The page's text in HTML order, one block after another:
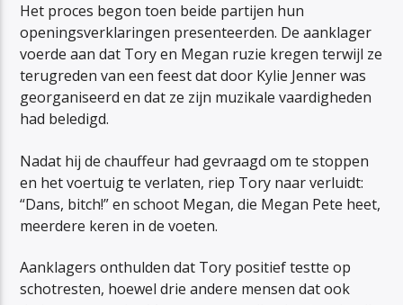
Het proces begon toen beide partijen hun
openingsverklaringen presenteerden. De aanklager
voerde aan dat Tory en Megan ruzie kregen terwijl ze
terugreden van een feest dat door Kylie Jenner was
georganiseerd en dat ze zijn muzikale vaardigheden
had beledigd.
Nadat hij de chauffeur had gevraagd om te stoppen
en het voertuig te verlaten, riep Tory naar verluidt:
“Dans, bitch!” en schoot Megan, die Megan Pete heet,
meerdere keren in de voeten.
Aanklagers onthulden dat Tory positief testte op
schotresten, hoewel drie andere mensen dat ook